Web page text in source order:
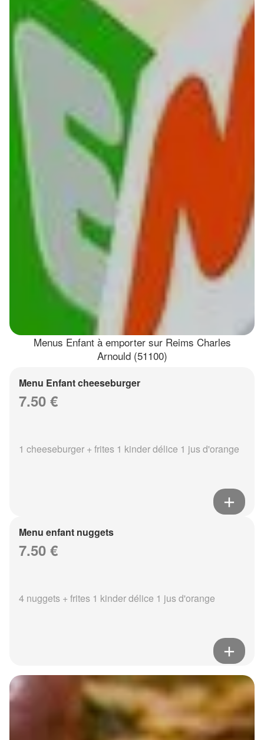
Menus Enfant à emporter sur Reims Charles
Arnould (51100)
Menu Enfant cheeseburger
7.50 €
1 cheeseburger + frites 1 kinder délice 1 jus d'orange
Menu enfant nuggets
7.50 €
4 nuggets + frites 1 kinder délice 1 jus d'orange